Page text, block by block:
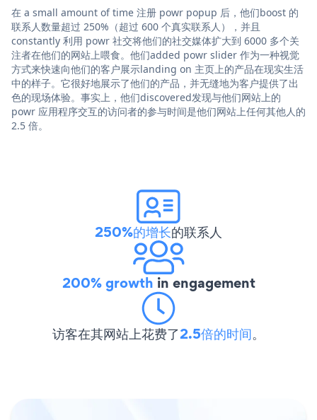
在 a small amount of time 注册 powr popup 后，他们boost 的
联系人数量超过 250%（超过 600 个真实联系人），并且
constantly 利用 powr 社交将他们的社交媒体扩大到 6000 多个关
注者在他们的网站上喂食。他们added powr slider 作为一种视觉
方式来快速向他们的客户展示landing on 主页上的产品在现实生活
中的样子。它很好地展示了他们的产品，并无缝地为客户提供了出
色的现场体验。事实上，他们discovered发现与他们网站上的
powr 应用程序交互的访问者的参与时间是他们网站上任何其他人的
2.5 倍。
250%的增长的联系人
200% growth in engagement
访客在其网站上花费了2.5倍的时间。